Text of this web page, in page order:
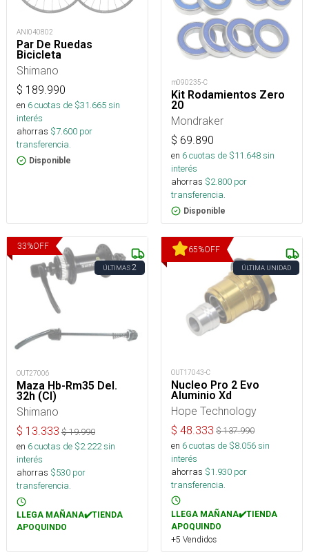
ANI040802
Par De Ruedas
Bicicleta
Shimano
$ 189.990
en 6cuotas de $31.665sin
interés
ahorras $7.600 por
transferencia.
Disponible
m090235-C
Kit Rodamientos Zero
20
Mondraker
$ 69.890
en 6cuotas de $11.648sin
interés
ahorras $2.800 por
transferencia.
Disponible
33%OFF
ÚLTIMAS2
OUT27006
Maza Hb-Rm35 Del.
32h (Cl)
Shimano
$ 13.333 $19.990
en 6cuotas de $2.222sin
interés
ahorras $530 por
transferencia.
LLEGA MAÑANA✔️TIENDA
APOQUINDO
65%OFF
ÚLTIMA UNIDAD
OUT17043-C
Nucleo Pro 2 Evo
Aluminio Xd
Hope Technology
$ 48.333 $137.990
en 6cuotas de $8.056sin
interés
ahorras $1.930 por
transferencia.
LLEGA MAÑANA✔️TIENDA
APOQUINDO
+5 Vendidos